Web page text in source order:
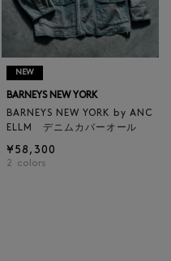
NEW
BARNEYS NEW YORK
BARNEYS NEW YORK by ANC
ELLM デニムカバーオール
¥58,300
2 colors